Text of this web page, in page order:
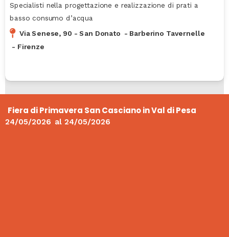
Specialisti nella progettazione e realizzazione di prati a
basso consumo d’acqua
Via Senese, 90 - San Donato - Barberino Tavernelle
- Firenze
Fiera di Primavera San Casciano in Val di Pesa
24/05/2026 al 24/05/2026